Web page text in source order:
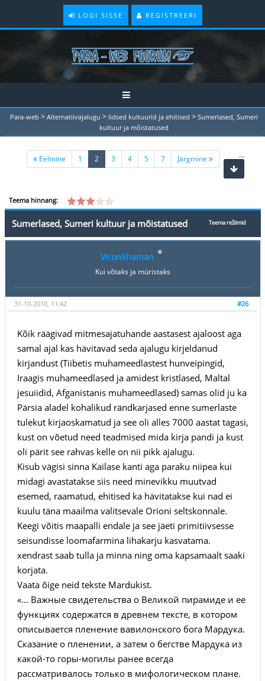
LOGI SISSE REGISTREERI
Para-web > Alternatiivajalugu > Iidsed kultuurid ja ehitised > Sumerlased, Sumeri
kultuur ja mõistatused
Eelmine 1 2 (current)
3 4 5 ...
7 Järgmine
Teema hinnang:
Teema režiimid
Sumerlased, Sumeri kultuur ja mõistatused
VironShaman
Kui võtaks ja müristaks
#26
31-10-2010, 11:42
Kõik räägivad mitmesajatuhande aastasest ajaloost aga
samal ajal kas hävitavad seda ajalugu kirjeldanud
kirjandust (Tiibetis muhameedlastest hunveipingid,
Iraagis muhameedlased ja amidest kristlased, Maltal
jesuiidid, Afganistanis muhameedlased) samas olid ju ka
Pärsia aladel kohalikud rändkarjased enne sumerlaste
tulekut kirjaoskamatud ja see oli alles 7000 aastat tagasi,
kust on võetud need teadmised mida kirja pandi ja kust
oli pärit see rahvas kelle on nii pikk ajalugu.
Kisub vägisi sinna Kailase kanti aga paraku niipea kui
midagi avastatakse siis need minevikku muutvad
esemed, raamatud, ehitised ka hävitatakse kui nad ei
kuulu täna maailma valitsevale Orioni seltskonnale.
Keegi võitis maapalli endale ja see jäeti primitiivsesse
seisundisse loomafarmina lihakarju kasvatama.
xendrast saab tulla ja minna ning oma kapsamaalt saaki
korjata.
Vaata õige neid tekste Mardukist.
«… Важные свидетельства о Великой пирамиде и ее
функциях содержатся в древнем тексте, в котором
описывается пленение вавилонского бога Мардука.
Сказание о пленении, а затем о бегстве Мардука из
какой-то горы-могилы ранее всегда
рассматривалось только в мифологическом плане.